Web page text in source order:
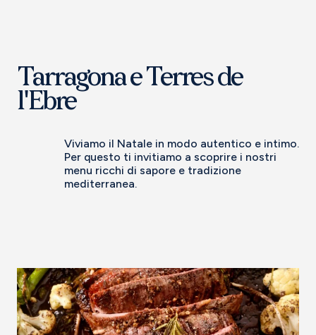
Tarragona e Terres de
l'Ebre
Viviamo il Natale in modo autentico e intimo.
Per questo ti invitiamo a scoprire i nostri
menu ricchi di sapore e tradizione
mediterranea.